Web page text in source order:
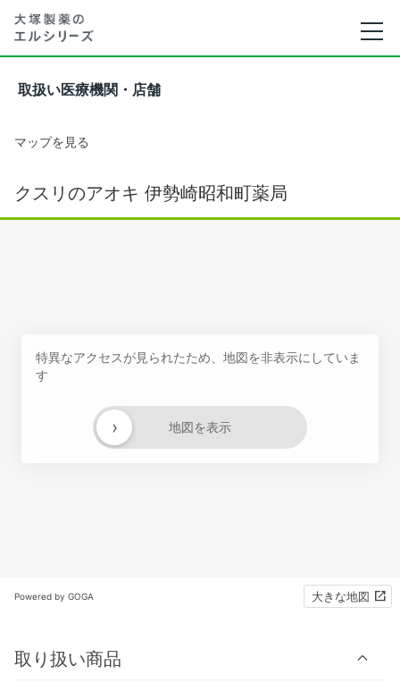
取扱い医療機関・店舗
マップを見る
クスリのアオキ 伊勢崎昭和町薬局
特異なアクセスが見られたため、地図を非表示にしていま
す
地図を表示
›
Powered by GOGA 大きな地図
取り扱い商品